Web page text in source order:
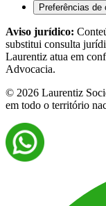
Preferências de
Aviso jurídico:
substitui consulta
Laurentiz atua em
Advocacia.
© 2026 Laurentiz
em todo o território